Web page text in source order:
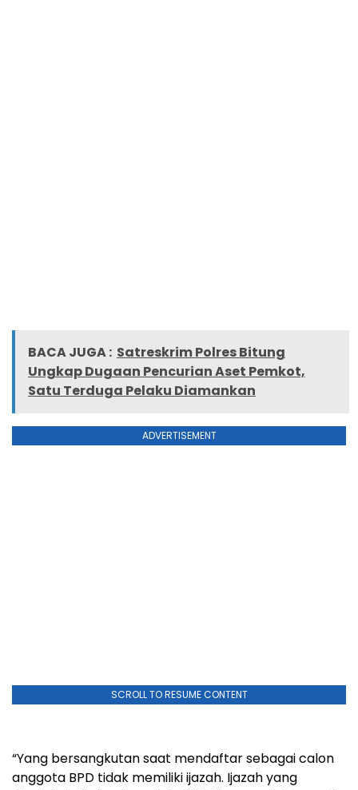
BACA JUGA : Satreskrim Polres Bitung
Ungkap Dugaan Pencurian Aset Pemkot,
Satu Terduga Pelaku Diamankan
ADVERTISEMENT
SCROLL TO RESUME CONTENT
“Yang bersangkutan saat mendaftar sebagai calon
anggota BPD tidak memiliki ijazah. Ijazah yang